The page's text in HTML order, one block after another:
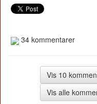
34 kommentarer
Vis 10
Vis alle